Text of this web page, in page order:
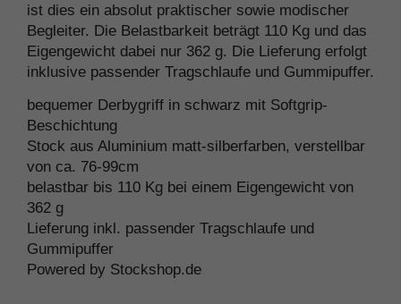
ist dies ein absolut praktischer sowie modischer
Begleiter. Die Belastbarkeit beträgt 110 Kg und das
Eigengewicht dabei nur 362 g. Die Lieferung erfolgt
inklusive passender Tragschlaufe und Gummipuffer.
bequemer Derbygriff in schwarz mit Softgrip-
Beschichtung
Stock aus Aluminium matt-silberfarben, verstellbar
von ca. 76-99cm
belastbar bis 110 Kg bei einem Eigengewicht von
362 g
Lieferung inkl. passender Tragschlaufe und
Gummipuffer
Powered by Stockshop.de